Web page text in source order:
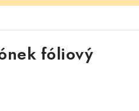
fóliový